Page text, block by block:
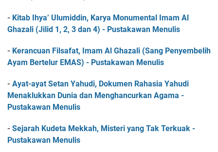
- Kitab Ihya’ Ulumiddin, Karya Monumental Imam Al
Ghazali (Jilid 1, 2, 3 dan 4) - Pustakawan Menulis
- Kerancuan Filsafat, Imam Al Ghazali (Sang Penyembelih
Ayam Bertelur EMAS) - Pustakawan Menulis
- Ayat-ayat Setan Yahudi, Dokumen Rahasia Yahudi
Menaklukkan Dunia dan Menghancurkan Agama -
Pustakawan Menulis
- Sejarah Kudeta Mekkah, Misteri yang Tak Terkuak -
Pustakawan Menulis